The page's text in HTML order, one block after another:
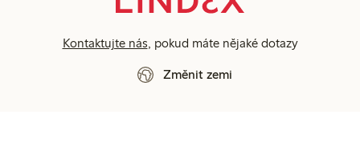
Kontaktujte nás , pokud máte nějaké dotazy
Změnit zemi